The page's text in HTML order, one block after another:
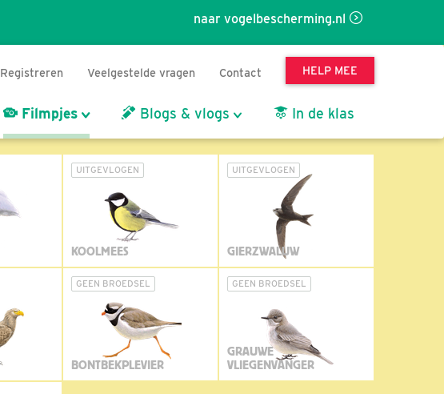
naar vogelbescherming.nl
Registreren Veelgestelde vragen Contact HELP MEE
Filmpjes Blogs & vlogs In de klas
UITGEVLOGEN
KOOLMEES
UITGEVLOGEN
GIERZWALUW
GEEN BROEDSEL
BONTBEKPLEVIER
GEEN BROEDSEL
GRAUWE
VLIEGENVANGER